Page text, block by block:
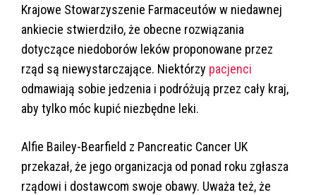
Krajowe Stowarzyszenie Farmaceutów w niedawnej
ankiecie stwierdziło, że obecne rozwiązania
dotyczące niedoborów leków proponowane przez
rząd są niewystarczające. Niektórzy pacjenci
odmawiają sobie jedzenia i podróżują przez cały kraj,
aby tylko móc kupić niezbędne leki.
Alfie Bailey-Bearfield z Pancreatic Cancer UK
przekazał, że jego organizacja od ponad roku zgłasza
rządowi i dostawcom swoje obawy. Uważa też, że